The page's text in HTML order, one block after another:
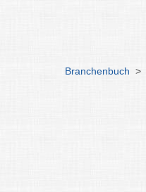
Branchenbuch >